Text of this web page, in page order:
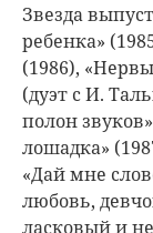
Звезда
ребенка»
(1986),
(дуэт с И.
полон
лошадка»
«Дай мне
любовь,
ласковый и